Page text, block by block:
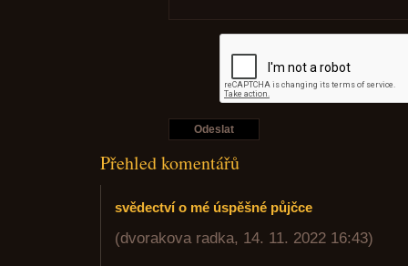
Přehled komentářů
svědectví o mé úspěšné půjčce
(dvorakova radka, 14. 11. 2022 16:43)